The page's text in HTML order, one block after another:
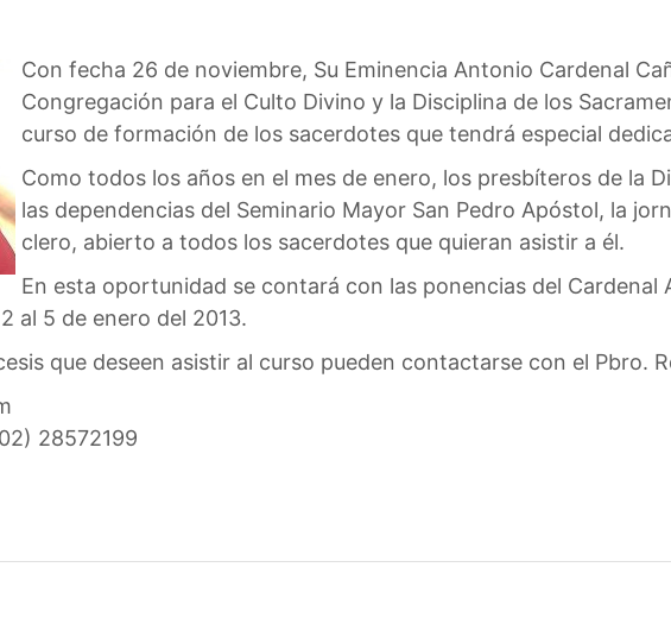
Con fecha 26 de noviembre, Su Eminencia Antonio Cardenal
Congregación para el Culto Divino y la Disciplina de los
curso de formación de los sacerdotes que tendrá especial
Como todos los años en el mes de enero, los presbíteros de la
las dependencias del Seminario Mayor San Pedro Apóstol, la
clero, abierto a todos los sacerdotes que quieran asistir a él.
En esta oportunidad se contará con las ponencias del Cardenal
al 5 de enero del 2013.
que deseen asistir al curso pueden contactarse con el Pbro.
28572199